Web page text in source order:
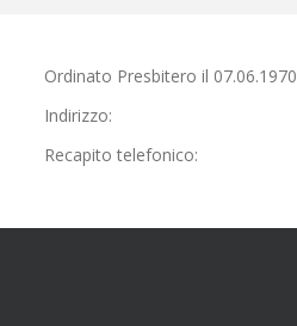
Ordinato Presbitero il 07.06.1970
Indirizzo:
Recapito telefonico: